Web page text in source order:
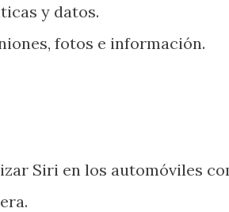
y datos.
fotos e información.
Siri en los automóviles